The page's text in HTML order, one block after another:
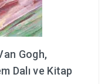
Gogh,
Dalı ve Kitap